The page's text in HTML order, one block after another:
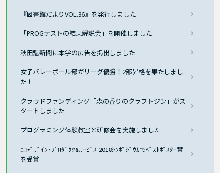
『図書館だよりVOL.36』を発行しました
「PROGテストの結果解説会」を開催しました
秋田魁新聞に本学の広告を掲出しました
女子バレーボール部がリーグ優勝！2部昇格を果たしまし
た！
クラウドファンディング「森の香りのクラフトジン」がス
タートしました
プログラミング体験教室と研修会を実施しました
ｴｺﾃﾞｻﾞｲﾝ･ﾌﾟﾛﾀﾞｸﾂ&ｻｰﾋﾞｽ 2018ｼﾝﾎﾟｼﾞｳﾑでﾍﾞｽﾄﾎﾟｽﾀｰ賞
を受賞